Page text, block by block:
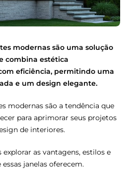
modernas são uma solução
combina estética
eficiência, permitindo uma
e um design elegante.
modernas são a tendência que
para aprimorar seus projetos
de interiores.
explorar as vantagens, estilos e
janelas oferecem.